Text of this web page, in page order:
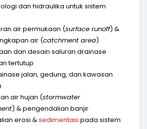
dan hidraulika untuk sistem
air permukaan (surface runoff) &
air (catchment area)
dan desain saluran drainase
tertutup
jalan, gedung, dan kawasan
air hujan (stormwater
) & pengendalian banjir
erosi &sedimentasi pada sistem